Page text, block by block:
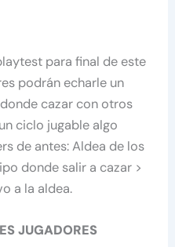
para final de este
podrán echarle un
cazar con otros
ciclo jugable algo
de antes: Aldea de los
donde salir a cazar >
a la aldea.
JUGADORES